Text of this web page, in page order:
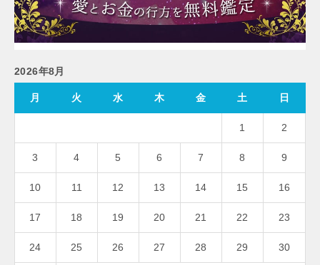
2026年8月
月 火 水 木 金 土 日
1 2
3 4 5 6 7 8 9
10 11 12 13 14 15 16
17 18 19 20 21 22 23
24 25 26 27 28 29 30